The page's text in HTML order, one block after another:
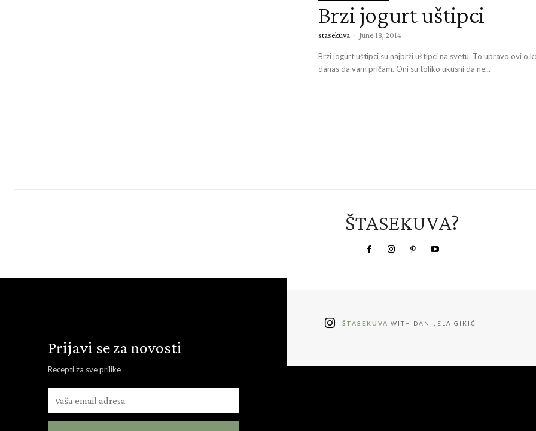
Brzi jogurt uštipci
stasekuva - June 18, 2014
Brzi jogurt uštipci su najbrži uštipci na svetu. To upravo ovi o
danas da vam pričam. Oni su toliko ukusni da ne...
ŠTASEKUVA?
Prijavi se za novosti
Recepti za sve prilike
ŠTASEKUVA WITH DANIJELA GIKIĆ